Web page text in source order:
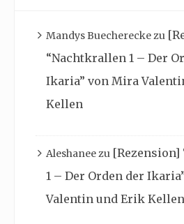
Mandys Buechereckezu
“Nachtkrallen 1 – Der
Ikaria” von Mira
Kellen
Aleshaneezu
1 – Der Orden der
Valentin und Erik Kellen